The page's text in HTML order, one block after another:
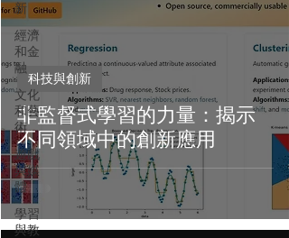
新
經濟
和金
融
文化
和藝
術
遊戲
與媒
體
學習
與教
非監督式學習的力量：揭示
不同領域中的創新應用
科技與創新